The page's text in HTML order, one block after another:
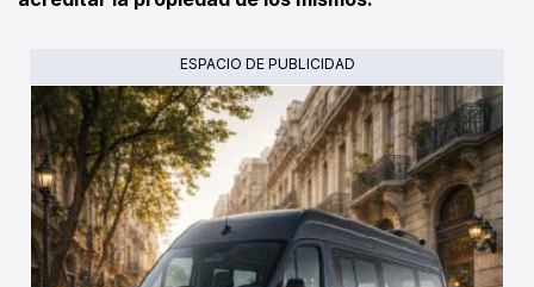
ESPACIO DE PUBLICIDAD